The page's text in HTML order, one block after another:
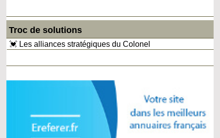
Troc de solutions
💓 Les alliances stratégiques du Colonel